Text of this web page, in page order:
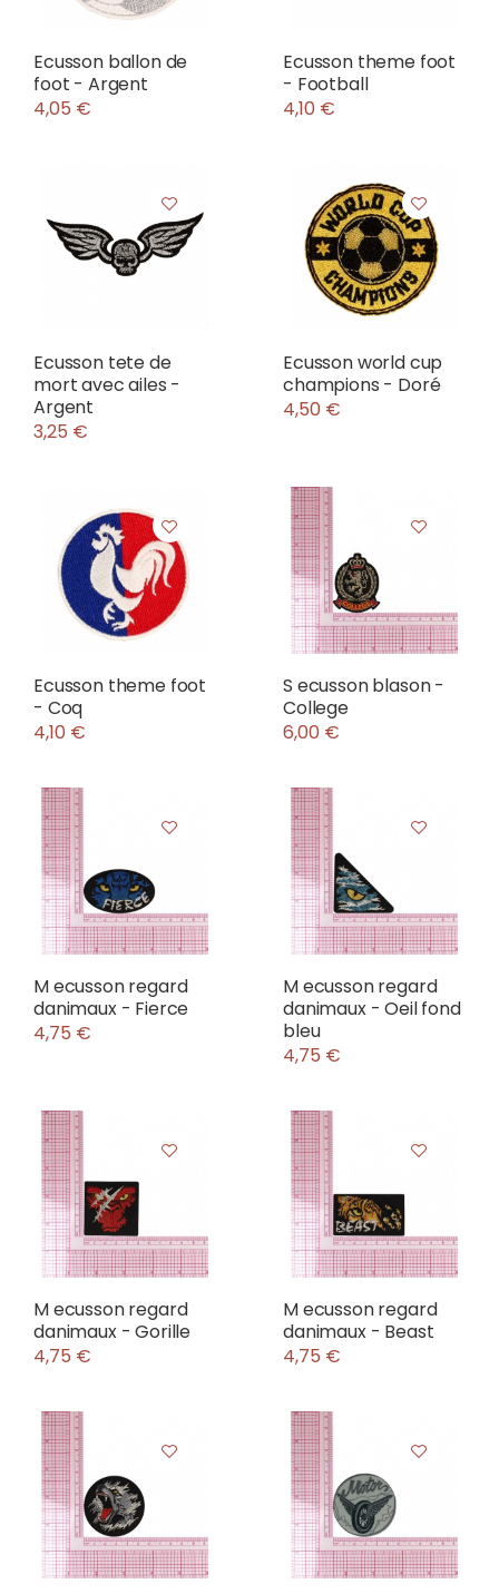
Ecusson ballon de
foot - Argent
4,05 €
Ecusson theme foot
- Football
4,10 €
Ecusson tete de
mort avec ailes -
Argent
3,25 €
Ecusson world cup
champions - Doré
4,50 €
Ecusson theme foot
- Coq
4,10 €
S ecusson blason -
College
6,00 €
M ecusson regard
danimaux - Fierce
4,75 €
M ecusson regard
danimaux - Oeil fond
bleu
4,75 €
M ecusson regard
danimaux - Gorille
4,75 €
M ecusson regard
danimaux - Beast
4,75 €